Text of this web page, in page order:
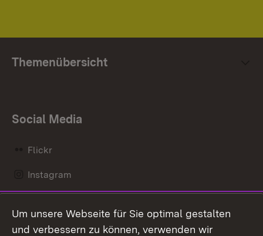
Themenübersicht
Social Media
Flickr
Instagram
Mastodon
Um unsere Webseite für Sie optimal gestalten
und verbessern zu können, verwenden wir